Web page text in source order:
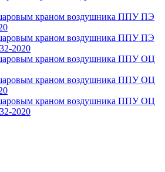
краном воздушника ППУ ПЭ
краном воздушника ППУ ПЭ
2020
краном воздушника ППУ ОЦ
краном воздушника ППУ ОЦ
краном воздушника ППУ ОЦ
2020